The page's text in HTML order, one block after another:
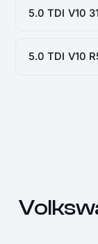
5.0 TDI V10
5.0 TDI V10